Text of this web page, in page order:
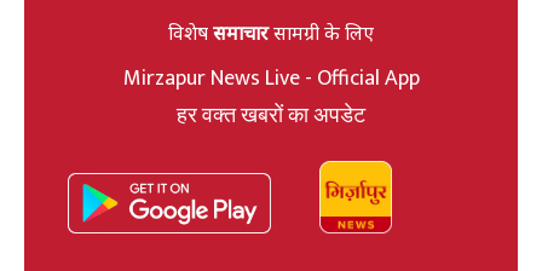
विशेषसमाचारसामग्री के लिए
Mirzapur News Live - Official App
हर वक्त खबरों का अपडेट